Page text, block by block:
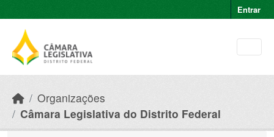
Entrar
Organizações
Câmara Legislativa do Distrito Federal